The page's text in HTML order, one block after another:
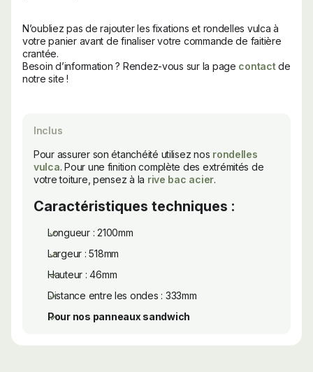
N’oubliez pas de rajouter les fixations et rondelles vulca à
votre panier avant de finaliser votre commande de faitière
crantée.
Besoin d’information ? Rendez-vous sur la page contactde
notre site !
Inclus
Pour assurer son étanchéité utilisez nos rondelles
vulca. Pour une finition complète des extrémités de
votre toiture, pensez à la rive bac acier.
Caractéristiques techniques :
Longueur : 2100mm
Largeur : 518mm
Hauteur : 46mm
Distance entre les ondes : 333mm
Pour nos panneaux sandwich